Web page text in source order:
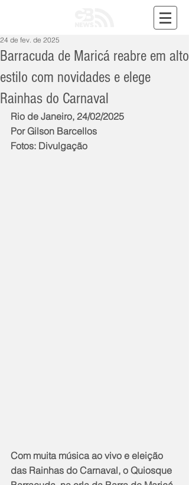
Barracuda de Maricá reabre em alto
estilo com novidades e elege
Rainhas do Carnaval
24 de fev. de 2025
Rio de Janeiro, 24/02/2025
Por Gilson Barcellos
Fotos: Divulgação
Com muita música ao vivo e eleição
das Rainhas do Carnaval, o Quiosque